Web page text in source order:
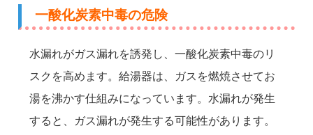
一酸化炭素中毒の危険
水漏れがガス漏れを誘発し、一酸化炭素中毒のリ
スクを高めます。給湯器は、ガスを燃焼させてお
湯を沸かす仕組みになっています。水漏れが発生
すると、ガス漏れが発生する可能性があります。